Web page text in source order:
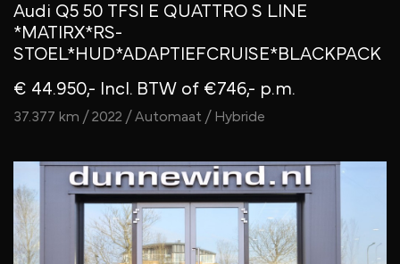
Audi Q5 50 TFSI E QUATTRO S LINE
*MATIRX*RS-
STOEL*HUD*ADAPTIEFCRUISE*BLACKPACK
€ 44.950,- Incl. BTW of €746,- p.m.
37.377 km / 2022 / Automaat / Hybride